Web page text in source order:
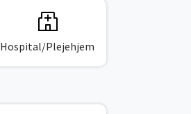
Hospital/Plejehjem